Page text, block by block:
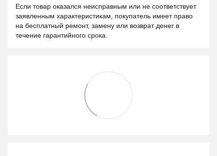
Если товар оказался неисправным или не соответствует
заявленным характеристикам, покупатель имеет право
на бесплатный ремонт, замену или возврат денег в
течение гарантийного срока.